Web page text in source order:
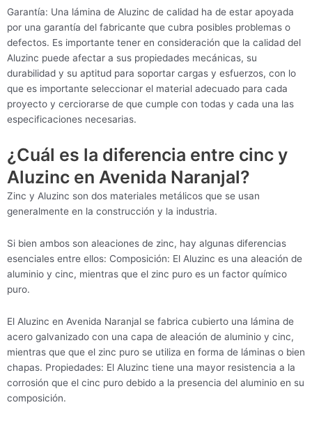
Garantía: Una lámina de Aluzinc de calidad ha de estar apoyada
por una garantía del fabricante que cubra posibles problemas o
defectos. Es importante tener en consideración que la calidad del
Aluzinc puede afectar a sus propiedades mecánicas, su
durabilidad y su aptitud para soportar cargas y esfuerzos, con lo
que es importante seleccionar el material adecuado para cada
proyecto y cerciorarse de que cumple con todas y cada una las
especificaciones necesarias.
¿Cuál es la diferencia entre cinc y
Aluzinc en Avenida Naranjal?
Zinc y Aluzinc son dos materiales metálicos que se usan
generalmente en la construcción y la industria.
Si bien ambos son aleaciones de zinc, hay algunas diferencias
esenciales entre ellos: Composición: El Aluzinc es una aleación de
aluminio y cinc, mientras que el zinc puro es un factor químico
puro.
El Aluzinc en Avenida Naranjal se fabrica cubierto una lámina de
acero galvanizado con una capa de aleación de aluminio y cinc,
mientras que que el zinc puro se utiliza en forma de láminas o bien
chapas. Propiedades: El Aluzinc tiene una mayor resistencia a la
corrosión que el cinc puro debido a la presencia del aluminio en su
composición.